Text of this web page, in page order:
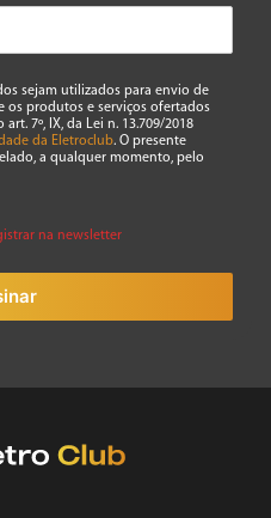
sejam utilizados para envio de
os produtos e serviços ofertados
7º, IX, da Lei n. 13.709/2018
da Eletroclub. O presente
a qualquer momento, pelo
na newsletter